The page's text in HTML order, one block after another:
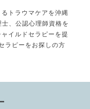
トラウマケアを沖縄
、公認心理師資格を
イルドセラピーを提
ラピーをお探しの方